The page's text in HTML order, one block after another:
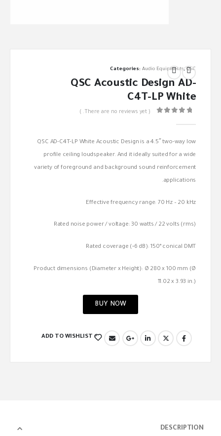
Categories:Audio Equipments,QSC
QSC Acoustic Design AD-
C4T-LP White
( There are no reviews yet. )
QSC AD-C4T-LP White Acoustic Design is a 4.5″ two-way low
profile ceiling loudspeaker. And it ideally suited for a wide
variety of foreground and background sound reinforcement
applications.
Effective frequency range: 70 Hz – 20 kHz
Rated noise power / voltage: 30 watts / 22 volts (rms)
Rated coverage (‐6 dB): 150° conical DMT
Product dimensions (Diameter x Height): Ø 280 x 100 mm (Ø
11.02 x 3.93 in.)
BUY NOW
ADD TO WISHLIST
DESCRIPTION